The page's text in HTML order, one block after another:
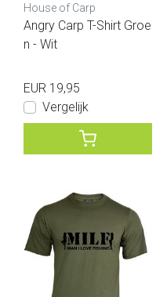
House of Carp
Angry Carp T-Shirt Groe
n - Wit
EUR 19,95
Vergelijk